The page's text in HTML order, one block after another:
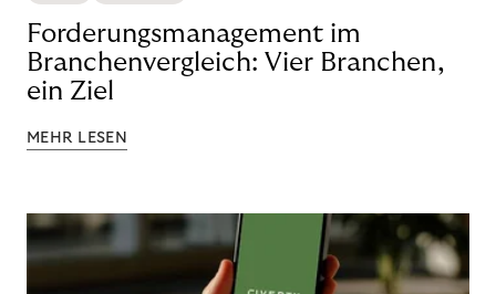
Forderungsmanagement im
Branchenvergleich: Vier Branchen,
ein Ziel
MEHR LESEN